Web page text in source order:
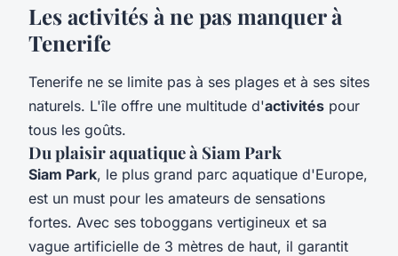
Les activités à ne pas manquer à
Tenerife
Tenerife ne se limite pas à ses plages et à ses sites
naturels. L'île offre une multitude d'activités pour
tous les goûts.
Du plaisir aquatique à Siam Park
Siam Park, le plus grand parc aquatique d'Europe,
est un must pour les amateurs de sensations
fortes. Avec ses toboggans vertigineux et sa
vague artificielle de 3 mètres de haut, il garantit